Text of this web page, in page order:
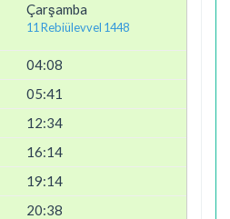
Çarşamba
11 Rebiülevvel 1448
04:08
05:41
12:34
16:14
19:14
20:38